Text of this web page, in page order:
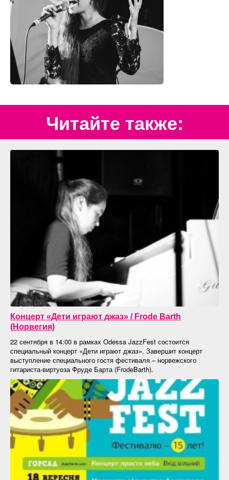
Читайте также:
Концерт «Дети играют джаз» / Frode Barth
(Норвегия)
22 сентября в 14:00 в рамках Odessa JazzFest состоится
специальный концерт «Дети играют джаз». Завершит концерт
выступление специального гостя фестиваля – норвежского
гитариста-виртуоза Фруде Барта (FrodeBarth).